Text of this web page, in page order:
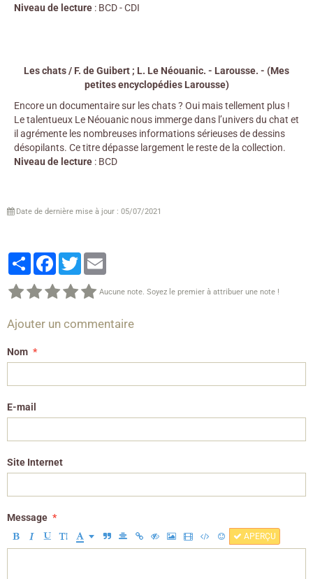
Niveau de lecture : BCD - CDI
Les chats / F. de Guibert ; L. Le Néouanic. - Larousse. - (Mes
petites encyclopédies Larousse)
Encore un documentaire sur les chats ? Oui mais tellement plus !
Le talentueux Le Néouanic nous immerge dans l’univers du chat et
il agrémente les nombreuses informations sérieuses de dessins
désopilants. Ce titre dépasse largement le reste de la collection.
Niveau de lecture : BCD
Date de dernière mise à jour : 05/07/2021
PartagerFacebook
Twitter
Aucune note. Soyez le premier à attribuer une note !
Ajouter un commentaire
Nom
E-mail
Site Internet
Message
APERÇU